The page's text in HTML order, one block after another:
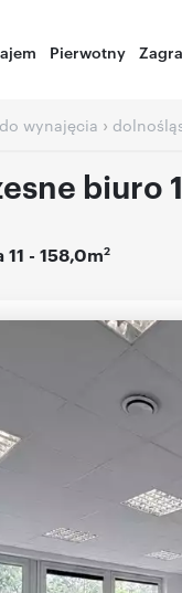
Pierwotny
wynajęcia ›
biuro
- 158,0m2